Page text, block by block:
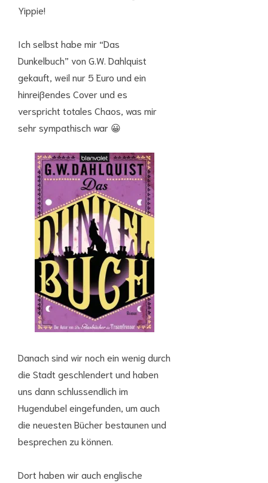
Yippie!
Ich selbst habe mir “Das
Dunkelbuch” von G.W. Dahlquist
gekauft, weil nur 5 Euro und ein
hinreißendes Cover und es
verspricht totales Chaos, was mir
sehr sympathisch war 😀
Danach sind wir noch ein wenig durch
die Stadt geschlendert und haben
uns dann schlussendlich im
Hugendubel eingefunden, um auch
die neuesten Bücher bestaunen und
besprechen zu können.
Dort haben wir auch englische